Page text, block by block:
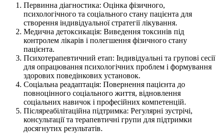
Первинна діагностика: Оцінка фізичного,
психологічного та соціального стану пацієнта для
створення індивідуальної стратегії лікування.
Медична детоксикація: Виведення токсинів під
контролем лікарів і полегшення фізичного стану
пацієнта.
Психотерапевтичний етап: Індивідуальні та групові сесії
для опрацювання психологічних проблем і формування
здорових поведінкових установок.
Соціальна реадаптація: Повернення пацієнта до
повноцінного соціального життя, відновлення
соціальних навичок і професійних компетенцій.
Післяреабілітаційна підтримка: Регулярні зустрічі,
консультації та терапевтичні групи для підтримки
досягнутих результатів.